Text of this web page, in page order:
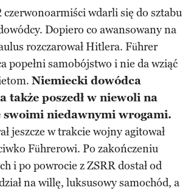
czerwonoarmiści wdarli się do sztabu
Dopiero co awansowany na
rozczarował Hitlera. Führer
popełni samobójstwo i nie da wziąć
Niemiecki dowódca
także poszedł w niewoli na
swoimi niedawnymi wrogami.
jeszcze w trakcie wojny agitował
Führerowi. Po zakończeniu
i po powrocie z ZSRR dostał od
na willę, luksusowy samochód, a